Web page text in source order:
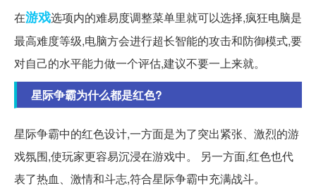
在游戏选项内的难易度调整菜单里就可以选择,疯狂电脑是
最高难度等级,电脑方会进行超长智能的攻击和防御模式,要
对自己的水平能力做一个评估,建议不要一上来就。
星际争霸为什么都是红色?
星际争霸中的红色设计,一方面是为了突出紧张、激烈的游
戏氛围,使玩家更容易沉浸在游戏中。 另一方面,红色也代
表了热血、激情和斗志,符合星际争霸中充满战斗。